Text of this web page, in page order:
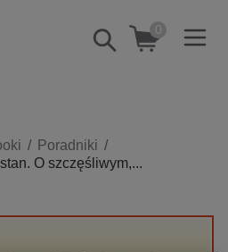
Pokaż/schowaj
wyszukiwarkę
0
wnętrz
Poradniki
O szczęśliwym,...